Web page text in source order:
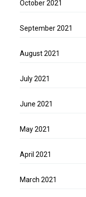
October 2021
September 2021
August 2021
July 2021
June 2021
May 2021
April 2021
March 2021